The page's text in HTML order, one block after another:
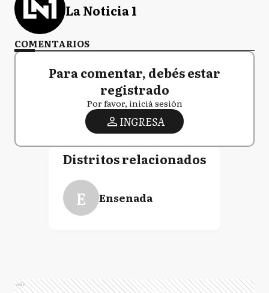
La Noticia 1
COMENTARIOS
Para comentar, debés estar
registrado
Por favor, iniciá sesión
INGRESA
Distritos relacionados
E Ensenada
Ads